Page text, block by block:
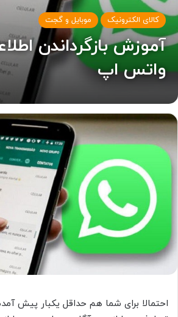
کالای الکترونیک موبایل و گجت
آموزش بازگرداندن
واتس اپ
احتمالا برای شما هم حداقل یکبار پیش